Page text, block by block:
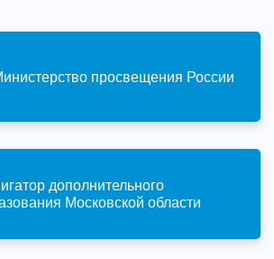
просвещения России
дополнительного
Московской области